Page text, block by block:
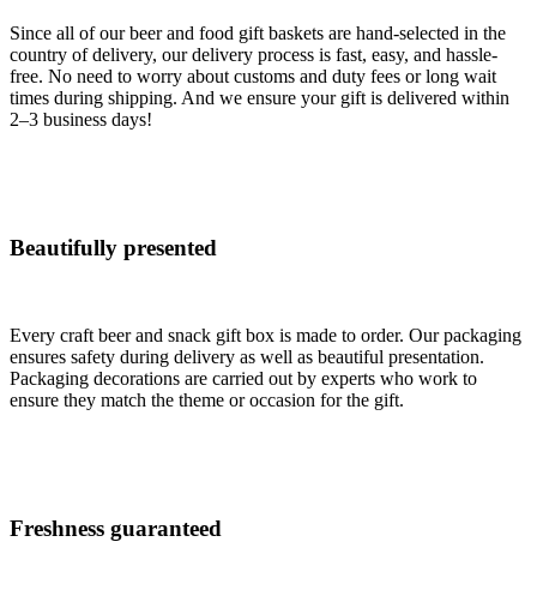
Since all of our beer and food gift baskets are hand-selected in the
country of delivery, our delivery process is fast, easy, and hassle-
free. No need to worry about customs and duty fees or long wait
times during shipping. And we ensure your gift is delivered within
2–3 business days!
Beautifully presented
Every craft beer and snack gift box is made to order. Our packaging
ensures safety during delivery as well as beautiful presentation.
Packaging decorations are carried out by experts who work to
ensure they match the theme or occasion for the gift.
Freshness guaranteed